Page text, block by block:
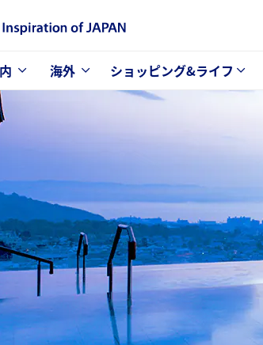
海外 ショッピング&ライフ